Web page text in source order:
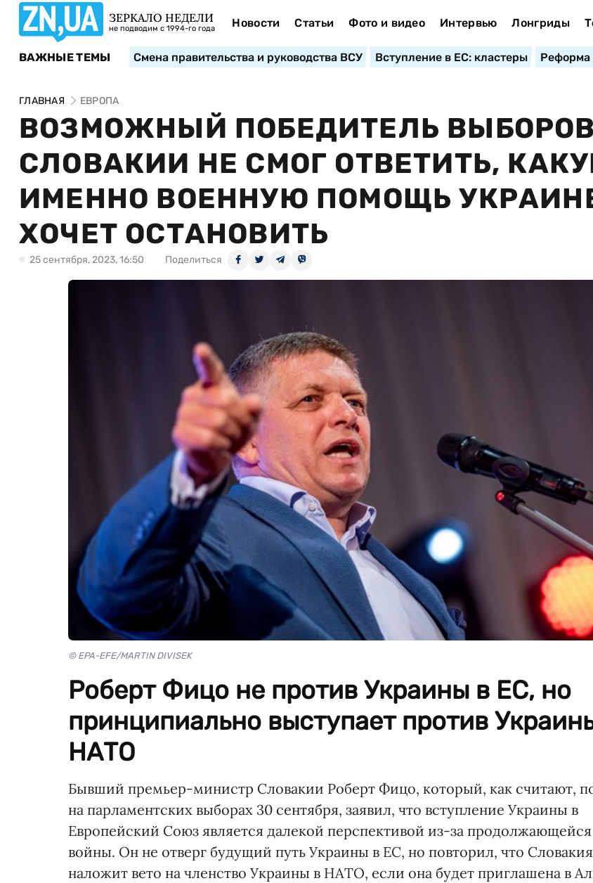
ЗЕРКАЛО НЕДЕЛИ
не подводим с 1994-го года Новости Статьи Фото и видео Интервью Лонгриды
ВАЖНЫЕ ТЕМЫ Смена правительства и руководства ВСУ Вступление в ЕС: кластеры Реформа
ГЛАВНАЯ ЕВРОПА
ВОЗМОЖНЫЙ ПОБЕДИТЕЛЬ
СЛОВАКИИ НЕ СМОГ ОТВЕТИТЬ,
ИМЕННО ВОЕННУЮ ПОМОЩЬ
ХОЧЕТ ОСТАНОВИТЬ
25 сентября, 2023, 16:50 Поделиться
© EPA-EFE/MARTIN DIVISEK
Роберт Фицо не против Украины в ЕС, но
принципиально выступает против
НАТО
Бывший премьер-министр Словакии Роберт Фицо, который, как считают,
на парламентских выборах 30 сентября, заявил, что вступление Украины в
Европейский Союз является далекой перспективой из-за продолжающейся
войны. Он не отверг будущий путь Украины в ЕС, но повторил, что Словакия
наложит вето на членство Украины в НАТО, если она будет приглашена в